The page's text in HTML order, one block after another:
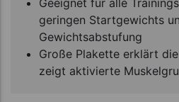
geringen Startgewichts
Gewichtsabstufung
Große Plakette erklärt
zeigt aktivierte